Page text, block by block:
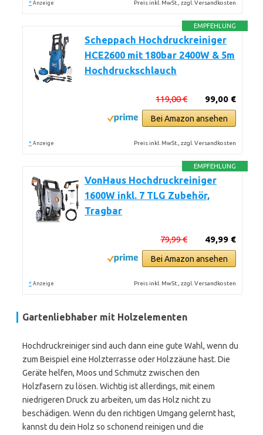
* Anzeige Preis inkl. MwSt., zzgl. Versandkosten
EMPFEHLUNG
Scheppach Hochdruckreiniger
HCE2600 mit 180bar 2400W & 5m
Hochdruckschlauch
99,00 €
119,00 €
Bei Amazon ansehen
* Anzeige Preis inkl. MwSt., zzgl. Versandkosten
EMPFEHLUNG
VonHaus Hochdruckreiniger
1600W inkl. 7 TLG Zubehör,
Tragbar
49,99 €
79,99 €
Bei Amazon ansehen
* Anzeige Preis inkl. MwSt., zzgl. Versandkosten
Gartenliebhaber mit Holzelementen
Hochdruckreiniger sind auch dann eine gute Wahl, wenn du
zum Beispiel eine Holzterrasse oder Holzzäune hast. Die
Geräte helfen, Moos und Schmutz zwischen den
Holzfasern zu lösen. Wichtig ist allerdings, mit einem
niedrigeren Druck zu arbeiten, um das Holz nicht zu
beschädigen. Wenn du den richtigen Umgang gelernt hast,
kannst du dein Holz so schonend reinigen und die